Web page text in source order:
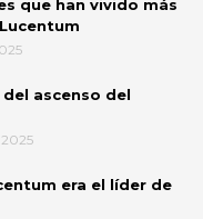
que han vivido más
del ascenso del
era el líder de